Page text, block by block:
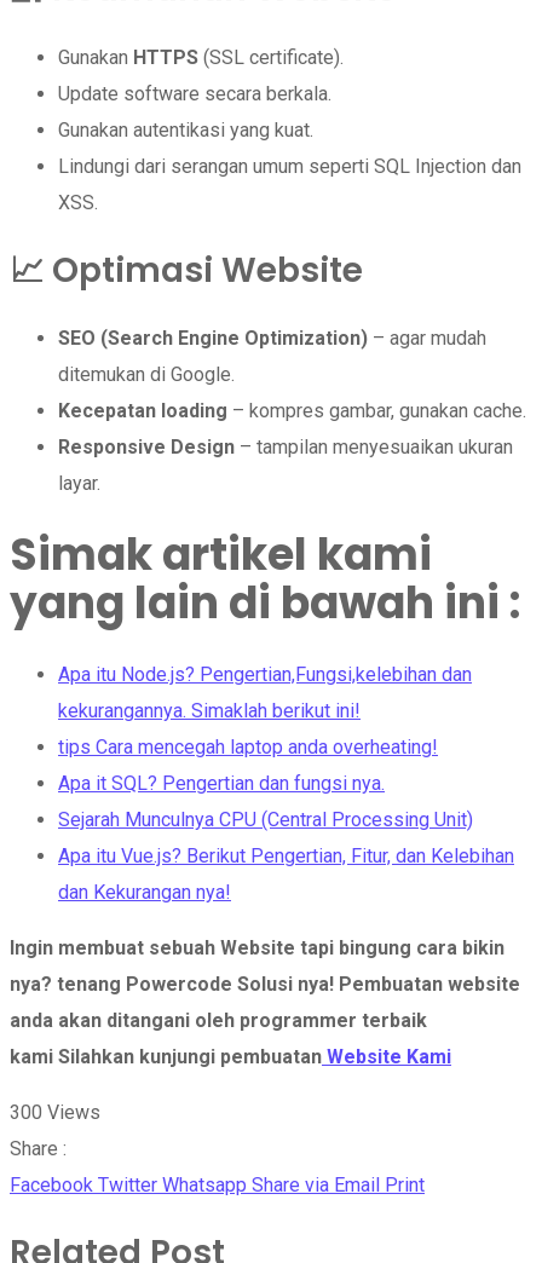
Gunakan HTTPS (SSL certificate).
Update software secara berkala.
Gunakan autentikasi yang kuat.
Lindungi dari serangan umum seperti SQL Injection dan
XSS.
📈 Optimasi Website
SEO (Search Engine Optimization) – agar mudah
ditemukan di Google.
Kecepatan loading – kompres gambar, gunakan cache.
Responsive Design – tampilan menyesuaikan ukuran
layar.
Simak artikel kami
yang lain di bawah ini :
Apa itu Node.js? Pengertian,Fungsi,kelebihan dan
kekurangannya. Simaklah berikut ini!
tips Cara mencegah laptop anda overheating!
Apa it SQL? Pengertian dan fungsi nya.
Sejarah Munculnya CPU (Central Processing Unit)
Apa itu Vue.js? Berikut Pengertian, Fitur, dan Kelebihan
dan Kekurangan nya!
Ingin membuat sebuah Website tapi bingung cara bikin
nya? tenang Powercode Solusi nya! Pembuatan website
anda akan ditangani oleh programmer terbaik
kami Silahkan kunjungi pembuatan Website Kami
300 Views
Share :
Facebook Twitter Whatsapp Share via Email Print
Related Post